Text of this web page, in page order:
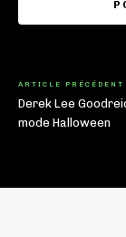
ARTICLE PRÉCÉDENT
Derek Lee
mode Halloween